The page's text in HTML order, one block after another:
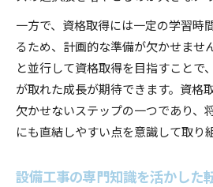
一方で、資格取得には一定の学習時
るため、計画的な準備が欠かせませ
と並行して資格取得を目指すことで
が取れた成長が期待できます。資格
欠かせないステップの一つであり、
にも直結しやすい点を意識して取り
設備工事の専門知識を活かした